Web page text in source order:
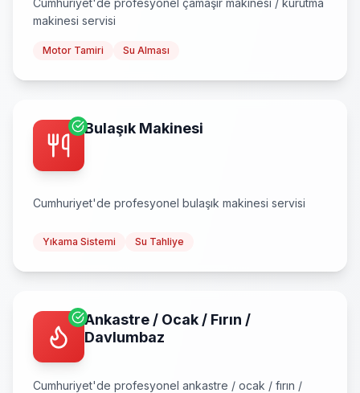
Cumhuriyet'de profesyonel çamaşır makinesi / kurutma
makinesi servisi
Motor Tamiri Su Alması
Bulaşık Makinesi
Cumhuriyet'de profesyonel bulaşık makinesi servisi
Yıkama Sistemi Su Tahliye
Ankastre / Ocak / Fırın /
Davlumbaz
Cumhuriyet'de profesyonel ankastre / ocak / fırın /